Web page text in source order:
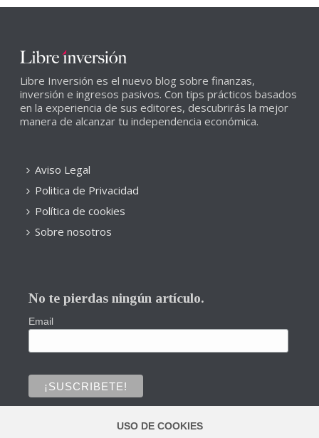
Libre Inversión es el nuevo blog sobre finanzas,
inversión e ingresos pasivos. Con tips prácticos basados
en la experiencia de sus editores, descubrirás la mejor
manera de alcanzar tu independencia económica.
Aviso Legal
Politica de Privacidad
Política de cookies
Sobre nosotros
No te pierdas ningún artículo.
Email
USO DE COOKIES